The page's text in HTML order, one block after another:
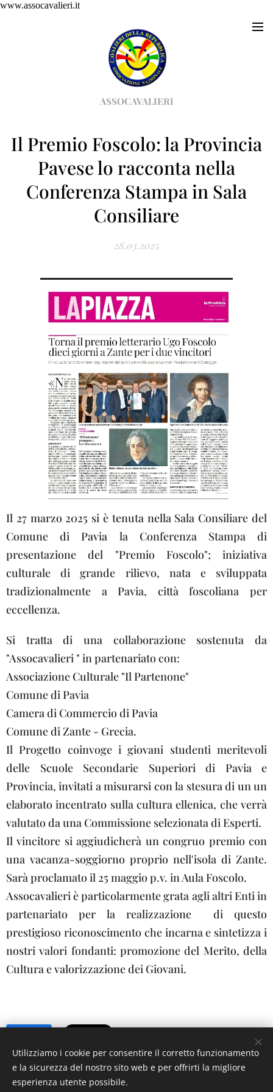
www.assocavalieri.it
ASSOCAVALIERI
Il Premio Foscolo: la Provincia
Pavese lo racconta nella
Conferenza Stampa in Sala
Consiliare
28.03.2025
Il 27 marzo 2025 si è tenuta nella Sala Consiliare del
Comune di Pavia la Conferenza Stampa di
presentazione del "Premio Foscolo"; iniziativa
culturale di grande rilievo, nata e sviluppata
tradizionalmente a Pavia, città foscoliana per
eccellenza.
Si tratta di una collaborazione sostenuta da
"Assocavalieri " in partenariato con:
Associazione Culturale "Il Partenone"
Comune di Pavia
Camera di Commercio di Pavia
Comune di Zante - Grecia.
Il Progetto coinvoge i giovani studenti meritevoli
delle Scuole Secondarie Superiori di Pavia e
Provincia, invitati a misurarsi con la stesura di un un
elaborato incentrato sulla cultura ellenica, che verrà
valutato da una Commissione selezionata di Esperti.
Il vincitore si aggiudicherà un congruo premio con
una vacanza-soggiorno proprio nell'isola di Zante.
Sarà proclamato il 25 maggio p.v. in Aula Foscolo.
Assocavalieri è particolarmente grata agli altri Enti in
partenariato per la realizzazione di questo
prestigioso riconoscimento che incarna e sintetizza i
nostri valori fondanti: promozione del Merito, della
Cultura e valorizzazione dei Giovani.
Utilizziamo i cookie per consentire il corretto funzionamento
e la sicurezza del nostro sito web e per offrirti la migliore
esperienza utente possibile.